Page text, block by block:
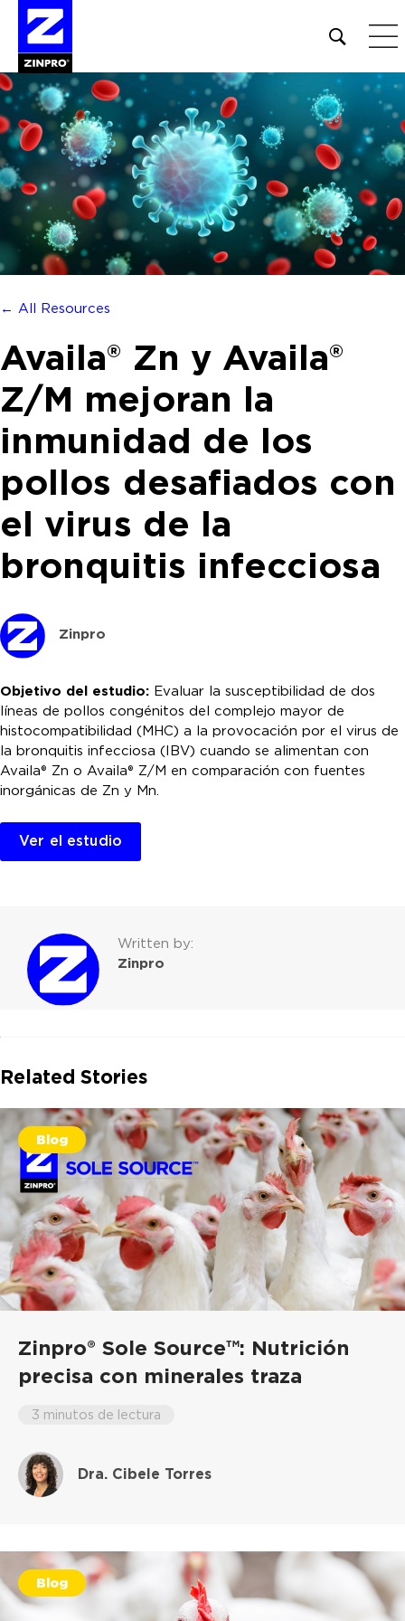
Open
site
search
form
Buscar:
← All Resources
Availa® Zn y Availa®
Z/M mejoran la
inmunidad de los
pollos desafiados con
el virus de la
bronquitis infecciosa
Zinpro
Objetivo del estudio: Evaluar la susceptibilidad de dos
líneas de pollos congénitos del complejo mayor de
histocompatibilidad (MHC) a la provocación por el virus de
la bronquitis infecciosa (IBV) cuando se alimentan con
Availa® Zn o Availa® Z/M en comparación con fuentes
inorgánicas de Zn y Mn.
Ver el estudio
Written by:
Zinpro
Related Stories
Blog
Zinpro® Sole Source™: Nutrición
precisa con minerales traza
3 minutos de lectura
Dra. Cibele Torres
Blog